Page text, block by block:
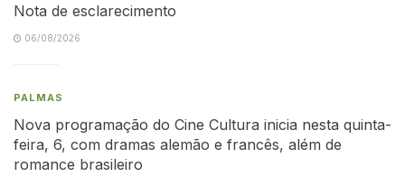
Nota de esclarecimento
06/08/2026
PALMAS
Nova programação do Cine Cultura inicia nesta quinta-
feira, 6, com dramas alemão e francês, além de
romance brasileiro